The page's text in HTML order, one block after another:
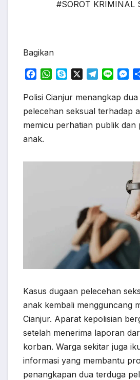
#SOROT KRIMINAL
Bagikan
c
e
o
o
W
a
t
A
y
p
e
T
l
e
r
n
e
M
s
s
n
r
Polisi Cianjur menangkap
pelecehan seksual terhadap
memicu perhatian publik dan
anak.
Kasus dugaan pelecehan
anak kembali mengguncang
Cianjur. Aparat kepolisian
setelah menerima laporan
korban. Warga sekitar juga
informasi yang membantu
penangkapan dua terduga